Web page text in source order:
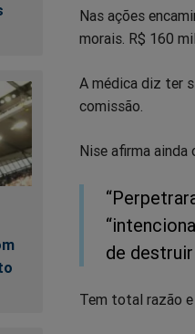
Nas ações
morais. R$ 160
A médica diz ter
comissão.
Nise afirma
de
Tem total razão